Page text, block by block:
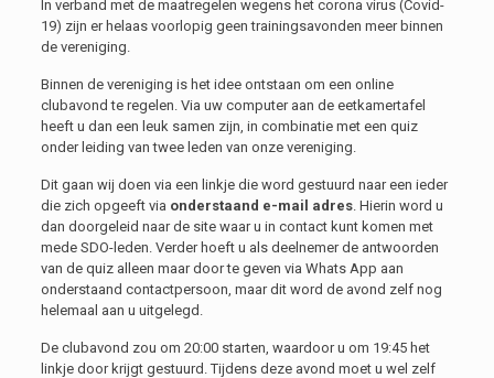
In verband met de maatregelen wegens het corona virus (Covid-
19) zijn er helaas voorlopig geen trainingsavonden meer binnen
de vereniging.
Binnen de vereniging is het idee ontstaan om een online
clubavond te regelen. Via uw computer aan de eetkamertafel
heeft u dan een leuk samen zijn, in combinatie met een quiz
onder leiding van twee leden van onze vereniging.
Dit gaan wij doen via een linkje die word gestuurd naar een ieder
die zich opgeeft via onderstaand e-mail adres. Hierin word u
dan doorgeleid naar de site waar u in contact kunt komen met
mede SDO-leden. Verder hoeft u als deelnemer de antwoorden
van de quiz alleen maar door te geven via Whats App aan
onderstaand contactpersoon, maar dit word de avond zelf nog
helemaal aan u uitgelegd.
De clubavond zou om 20:00 starten, waardoor u om 19:45 het
linkje door krijgt gestuurd. Tijdens deze avond moet u wel zelf